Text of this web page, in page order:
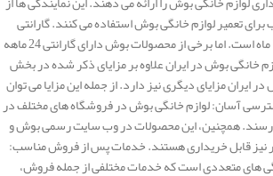
تعمیر لوازم خانگی بوش استفاده می کنند. گارانتی
لوازم خانگی بوش معمولاً 12 ماه است. اما برخی از محصولات بوش دارای گارانتی 24 ماهه
خانگی بوش در ایران علاوه بر مزایای ذکر شده در بخش
ایران مزایای دیگری نیز دارد. از جمله این مزایا می توان
آسان: لوازم خانگی بوش در فروشگاه های مختلف در
همچنین، این محصولات در وب سایت رسمی بوش و
نیز قابل خریداری هستند. خدمات پس از فروش مناسب:
های متعددی است که خدمات مختلفی از جمله فروش،